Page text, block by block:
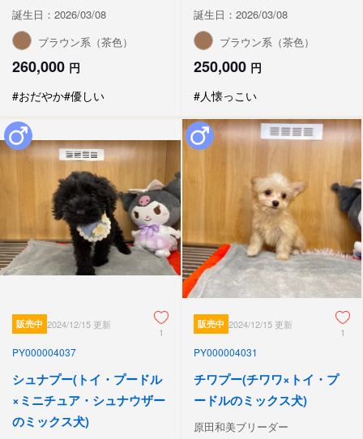
誕生日：2026/03/08
ブラウン系（茶色）
260,000 円
#おだやか#優しい
誕生日：2026/03/08
ブラウン系（茶色）
250,000 円
#人懐っこい
販売中 2024/12/15 更新
1
PY000004037
シュナプー(トイ・プードル
×ミニチュア・シュナウザー
のミックス犬)
販売中 2024/12/15 更新
1
PY000004031
チワプー(チワワ×トイ・プ
ードルのミックス犬)
原田和美ブリーダー